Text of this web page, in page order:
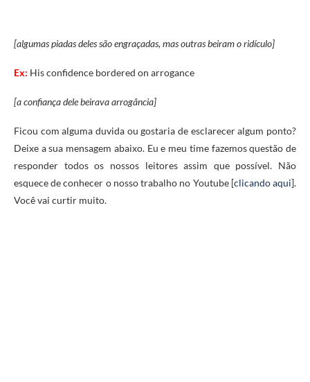
[algumas piadas deles são engraçadas, mas outras beiram o ridículo]
Ex: His confidence bordered on arrogance
[a confiança dele beirava arrogância]
Ficou com alguma duvida ou gostaria de esclarecer algum ponto?
Deixe a sua mensagem abaixo. Eu e meu time fazemos questão de
responder todos os nossos leitores assim que possível. Não
esquece de conhecer o nosso trabalho no Youtube [clicando aqui].
Você vai curtir muito.